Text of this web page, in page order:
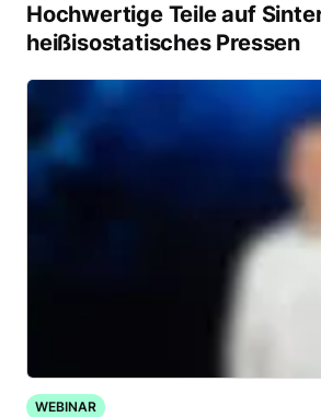
Hochwertige Teile auf
heißisostatisches Pressen
WEBINAR